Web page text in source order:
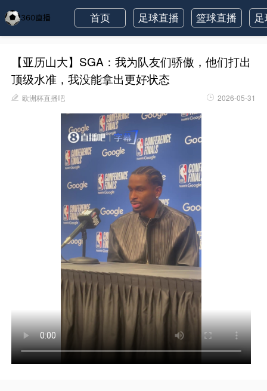
首页 足球直播 篮球直播
【亚历山大】SGA：我为队友们骄傲，他们打出
顶级水准，我没能拿出更好状态
欧洲杯直播吧 2026-05-31